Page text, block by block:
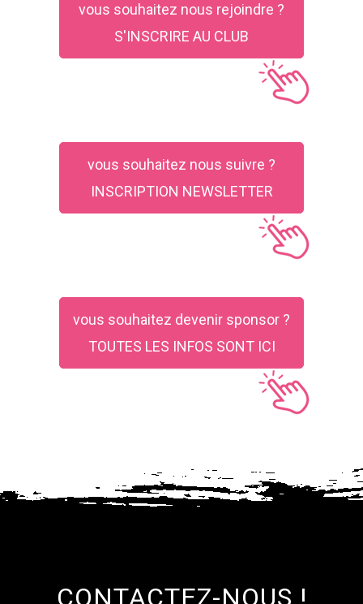
vous souhaitez nous rejoindre ?
S'INSCRIRE AU CLUB
vous souhaitez nous suivre ?
INSCRIPTION NEWSLETTER
vous souhaitez devenir sponsor ?
TOUTES LES INFOS SONT ICI
CONTACTEZ-NOUS !